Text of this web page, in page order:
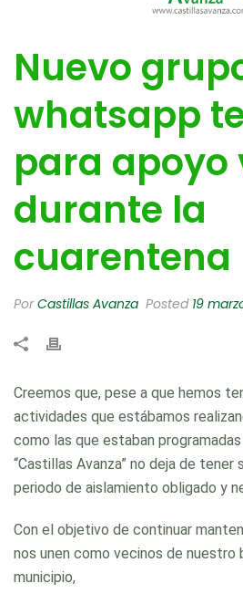
Nuevo
whatsapp
para apoyo
durante la
cuarentena
PorCastillas Avanza Posted 19
Creemos que, pese a que hemos
actividades que estábamos
como las que estaban
“Castillas Avanza” no deja de
periodo de aislamiento obligado y
Con el objetivo de continuar
nos unen como vecinos de nuestro
municipio,